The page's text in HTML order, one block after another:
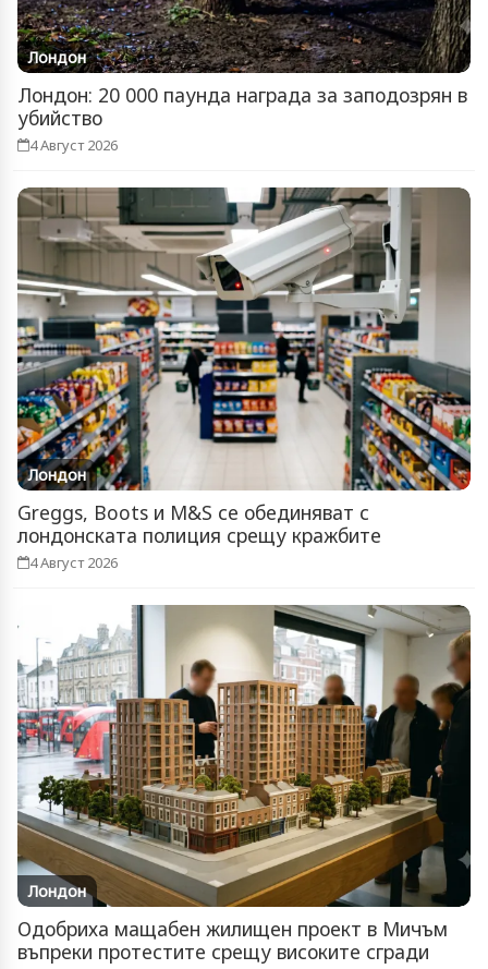
Лондон
Лондон: 20 000 паунда награда за заподозрян в
убийство
4 Август 2026
Лондон
Greggs, Boots и M&S се обединяват с
лондонската полиция срещу кражбите
4 Август 2026
Лондон
Одобриха мащабен жилищен проект в Мичъм
въпреки протестите срещу високите сгради